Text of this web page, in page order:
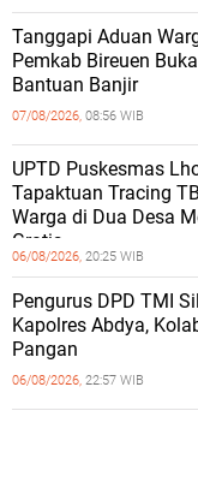
Tanggapi Aduan
Pemkab Bireuen
Bantuan Banjir
07/08/2026, 08:56 WIB
UPTD Puskesmas
Tapaktuan ‎Tracing
Warga di Dua Desa
Gratis
06/08/2026, 20:25 WIB
Pengurus DPD TMI
Kapolres Abdya,
Pangan
06/08/2026, 22:57 WIB